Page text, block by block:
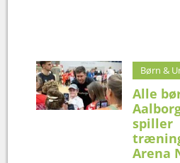
Børn &
Alle
spiller
Arena